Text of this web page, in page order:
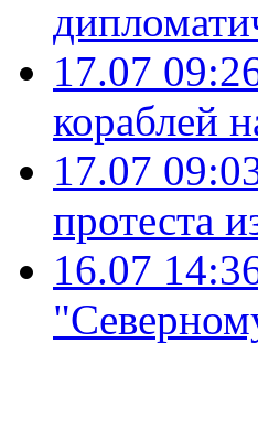
17.07
кораблей
17.07
протеста
16.07